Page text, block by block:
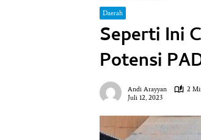
Daerah
Seperti Ini
Potensi
Andi Arayyan
2
Juli 12, 2023